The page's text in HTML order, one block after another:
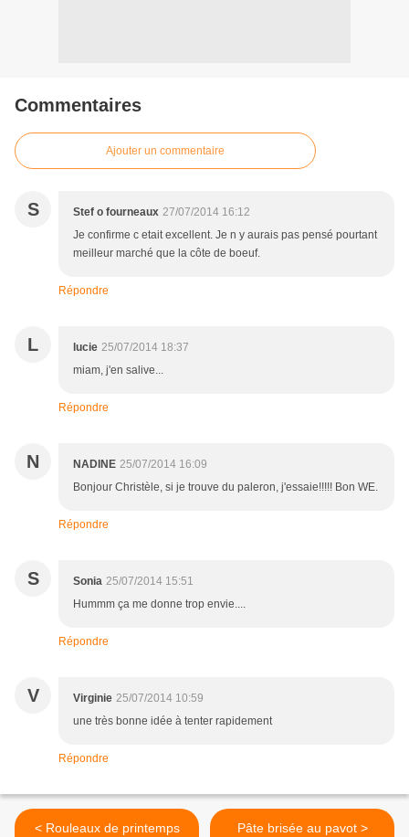
Commentaires
Ajouter un commentaire
S Stef o fourneaux 27/07/2014 16:12
Je confirme c etait excellent. Je n y aurais pas pensé pourtant
meilleur marché que la côte de boeuf.
Répondre
L lucie 25/07/2014 18:37
miam, j'en salive...
Répondre
N NADINE 25/07/2014 16:09
Bonjour Christèle, si je trouve du paleron, j'essaie!!!!! Bon WE.
Répondre
S Sonia 25/07/2014 15:51
Hummm ça me donne trop envie....
Répondre
V Virginie 25/07/2014 10:59
une très bonne idée à tenter rapidement
Répondre
< Rouleaux de printemps
Pâte brisée au pavot >